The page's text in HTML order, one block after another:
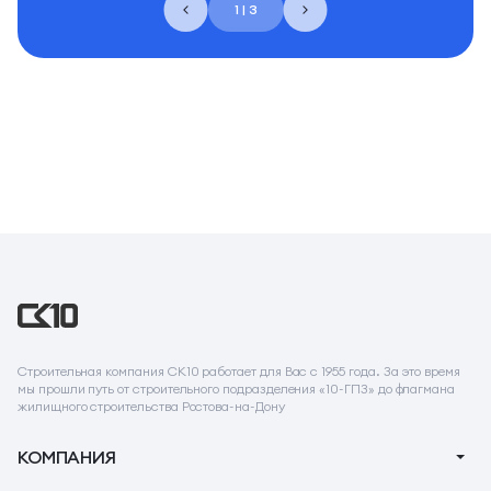
1 | 3
Строительная компания СК10 работает для Вас с 1955 года. За это время
мы прошли путь от строительного подразделения «10-ГПЗ» до флагмана
жилищного строительства Ростова-на-Дону
КОМПАНИЯ